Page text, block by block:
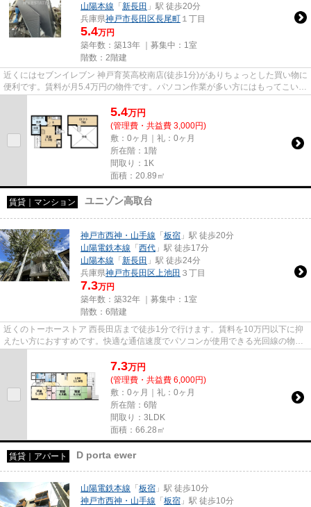
山陽本線 「 新長田 」駅 徒歩20分
兵庫県神戸市長田区長尾町 １丁目
5.4万円
築年数：築13年 ｜募集中： 1室
階数：2階建
近くにはセブンイレブン 神戸育英高校南店(徒歩1分)がありちょっとした買い物に
便利です。賃料が月5.4万円の物件です。パソコン作業が多い方にはもってこいの
5.4万円
(管理費・共益費 3,000円)
敷：0ヶ月｜礼：0ヶ月
所在階：1階
間取り：1K
面積：20.89㎡
賃貸｜マンション ユニゾン高取台
神戸市西神・山手線 「 板宿 」駅 徒歩20分
山陽電鉄本線 「 西代 」駅 徒歩17分
山陽本線 「 新長田 」駅 徒歩24分
兵庫県神戸市長田区上池田 ３丁目
7.3万円
築年数：築32年 ｜募集中： 1室
階数：6階建
近くのトーホーストア 西長田店まで徒歩1分で行けます。賃料を10万円以下に抑
えたい方におすすめです。快適な通信速度でパソコンが使用できる光回線の物件
7.3万円
(管理費・共益費 6,000円)
敷：0ヶ月｜礼：0ヶ月
所在階：6階
間取り：3LDK
面積：66.28㎡
賃貸｜アパート D porta ewer
山陽電鉄本線 「 板宿 」駅 徒歩10分
神戸市西神・山手線 「 板宿 」駅 徒歩10分